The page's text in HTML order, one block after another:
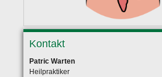
Kontakt
Patric Warten
Heilpraktiker